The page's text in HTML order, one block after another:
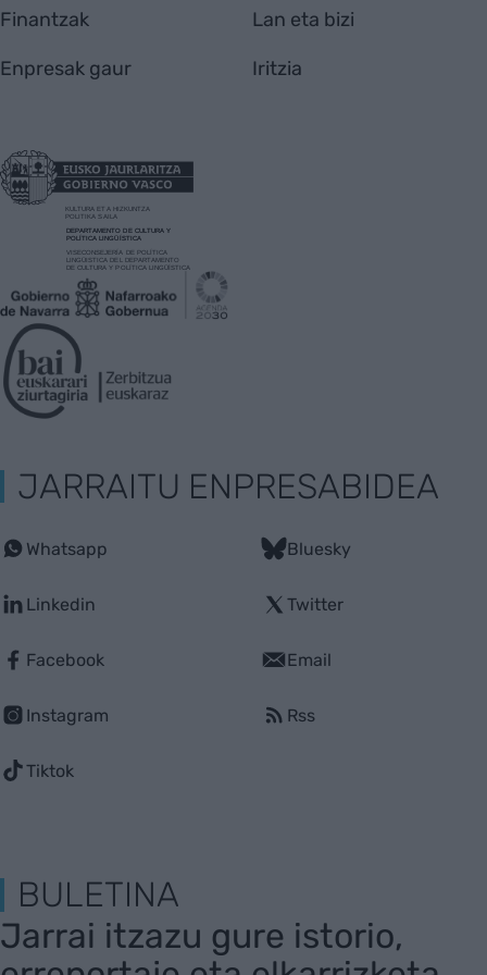
Finantzak
Enpresak gaur
Lan eta bizi
Iritzia
JARRAITU ENPRESABIDEA
Whatsapp
Linkedin
Facebook
Instagram
Tiktok
Bluesky
Twitter
Email
Rss
BULETINA
Jarrai itzazu gure istorio,